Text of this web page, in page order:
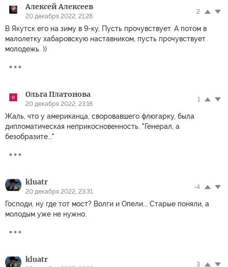
А-22 с авиабомбами
удар
Комментариев: 7
Эта статья опубликована более, чем 24 часа назад, а значит,
она недоступна для комментирования. Новые материалы вы
можете найти на
В Якутск его на зиму в 9-ку, Пусть прочувствует. А потом в
малолетку хабаровскую наставником, пусть прочувствует
молодежь. ))
20 декабря 2022, 23:16